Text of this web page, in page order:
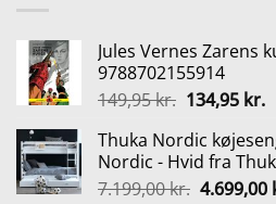
Jules Vernes Zarens
9788702155914
149,95kr. Den
pris
var:
149,95 kr..
134,95 kr.
Thuka Nordic
Nordic - Hvid fra
7.199,00kr. Den
4.699,00